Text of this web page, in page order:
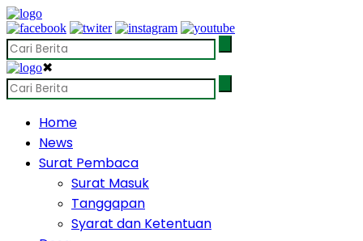
✖
Home
News
Surat Pembaca
Surat Masuk
Tanggapan
Syarat dan Ketentuan